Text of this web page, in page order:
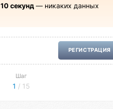
10 секунд— никаких данных
РЕГИСТРАЦИЯ
Шаг
1 / 15